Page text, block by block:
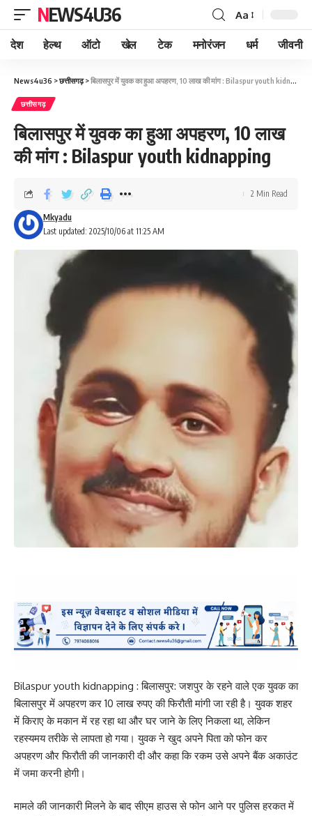
NEWS4U36 Aa
देश हेल्थ ऑटो खेल टेक मनोरंजन धर्म जीवनी
News4u36 >छत्तीसगढ़>बिलासपुर में युवक का हुआ अपहरण, 10 लाख की मांग : Bilaspur youth kidnapping
छत्तीसगढ़
बिलासपुर में युवक का हुआ अपहरण, 10 लाख
की मांग : Bilaspur youth kidnapping
Last updated: 2025/10/06 at 11:25 AM
Mkyadu
2 Min Read
Bilaspur youth kidnapping : बिलासपुर: जशपुर के रहने वाले एक युवक का
बिलासपुर में अपहरण कर 10 लाख रुपए की फिरौती मांगी जा रही है। युवक शहर
में किराए के मकान में रह रहा था और घर जाने के लिए निकला था, लेकिन
रहस्यमय तरीके से लापता हो गया। युवक ने खुद अपने पिता को फोन कर
अपहरण और फिरौती की जानकारी दी और कहा कि रकम उसे अपने बैंक अकाउंट
में जमा करनी होगी।
मामले की जानकारी मिलने के बाद सीएम हाउस से फोन आने पर पुलिस हरकत में